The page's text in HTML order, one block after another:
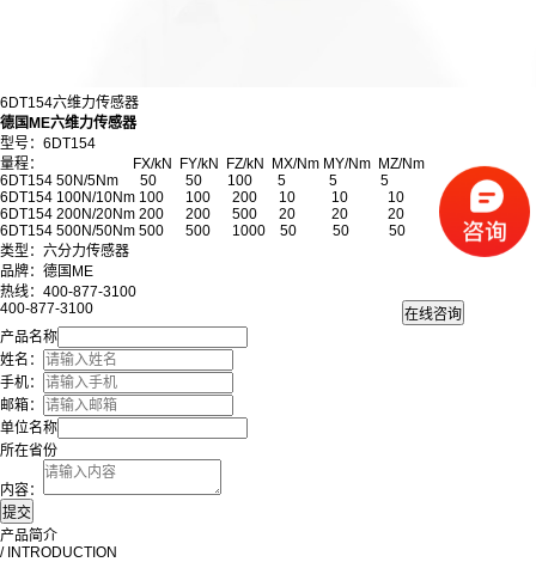
6DT154六维力传感器
德国ME六维力传感器
型号：6DT154
量程： FX/kN FY/kN FZ/kN MX/Nm MY/Nm MZ/Nm
6DT154 50N/5Nm 50 50 100 5 5 5
6DT154 100N/10Nm 100 100 200 10 10 10
6DT154 200N/20Nm 200 200 500 20 20 20
6DT154 500N/50Nm 500 500 1000 50 50 50
类型：六分力传感器
品牌：德国ME
热线：400-877-3100
400-877-3100
产品名称
姓名：
手机：
邮箱：
单位名称
所在省份
内容：
产品简介
/ INTRODUCTION